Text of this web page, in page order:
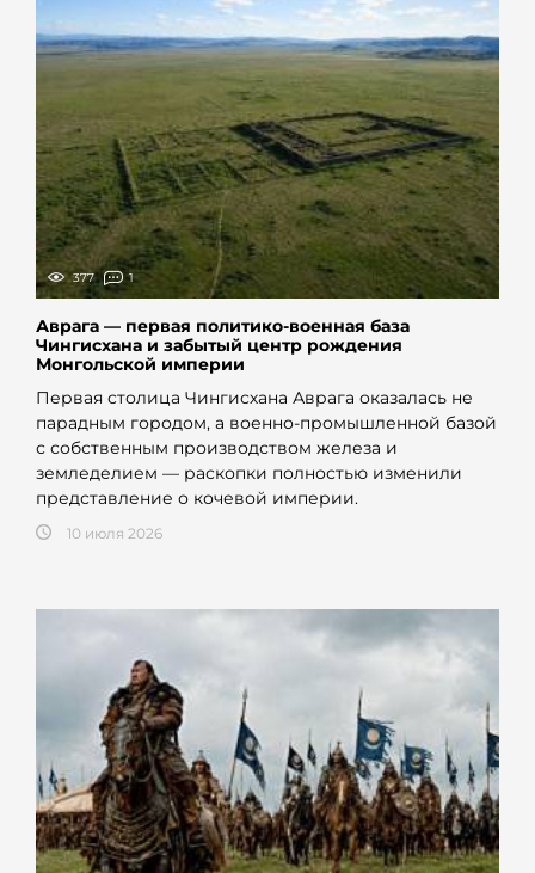
377 1
Аврага — первая политико-военная база
Чингисхана и забытый центр рождения
Монгольской империи
Первая столица Чингисхана Аврага оказалась не
парадным городом, а военно-промышленной базой
с собственным производством железа и
земледелием — раскопки полностью изменили
представление о кочевой империи.
10 июля 2026